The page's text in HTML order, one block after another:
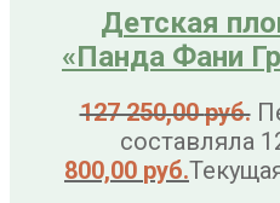
Детская
«Панда Фани
127 250,00руб.
составляла
800,00 руб.